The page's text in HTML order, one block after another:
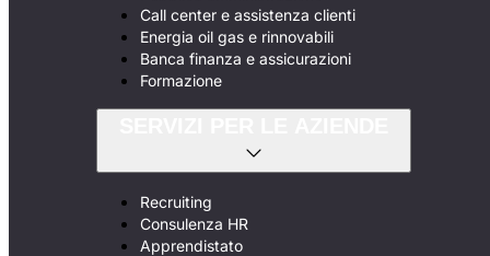
Call center e assistenza clienti
Energia oil gas e rinnovabili
Banca finanza e assicurazioni
Formazione
Recruiting
Consulenza HR
Apprendistato